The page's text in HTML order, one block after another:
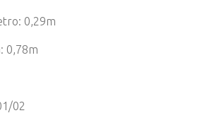
0,29m
0,78m
02